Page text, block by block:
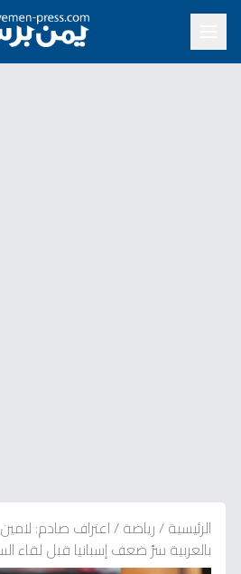
الرئيسية/رياضة/
بالعربية سرّ ضعف إسبانيا قبل لقاء